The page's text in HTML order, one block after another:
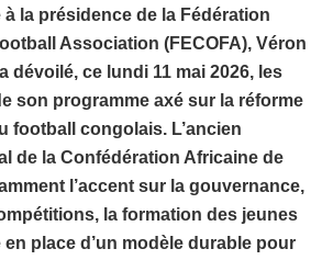
la présidence de la Fédération
Association (FECOFA), Véron
dévoilé, ce lundi 11 mai 2026, les
son programme axé sur la réforme
football congolais. L’ancien
de la Confédération Africaine de
l’accent sur la gouvernance,
la formation des jeunes
place d’un modèle durable pour